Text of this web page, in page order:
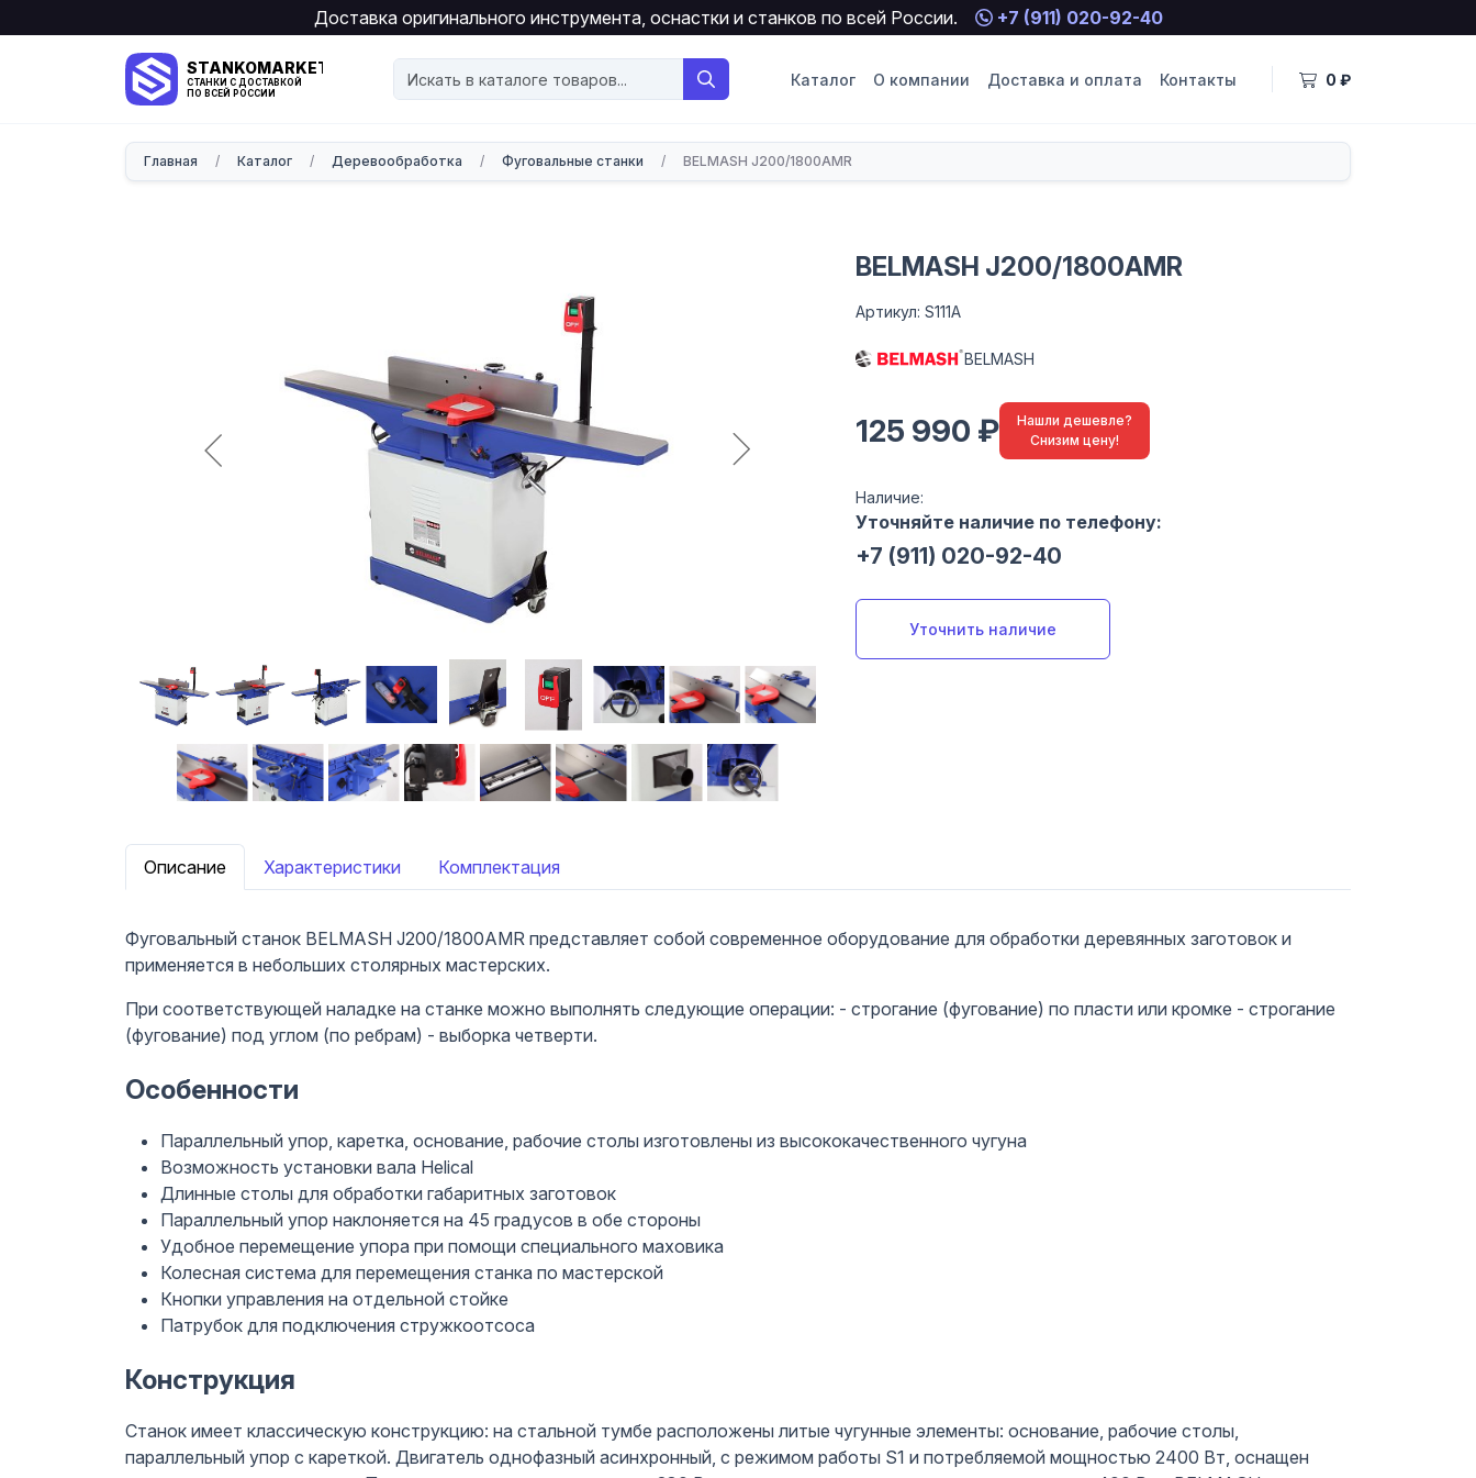
Доставка оригинального инструмента, оснастки и станков по всей России. +7 (911) 020-92-40
STANKOMARKET
СТАНКИ С ДОСТАВКОЙ
ПО ВСЕЙ РОССИИ
Каталог О компании Доставка и оплата Контакты 0 ₽
Главная / Каталог / Деревообработка / Фуговальные станки / BELMASH J200/1800AMR
BELMASH J200/1800AMR
Артикул: S111A
BELMASH
125 990 ₽
Нашли дешевле?
Снизим цену!
Наличие:
Уточняйте наличие по телефону:
+7 (911) 020-92-40
Уточнить наличие
Описание Характеристики Комплектация
Фуговальный станок BELMASH J200/1800AMR представляет собой современное оборудование для обработки деревянных заготовок и
применяется в небольших столярных мастерских.
При соответствующей наладке на станке можно выполнять следующие операции: - строгание (фугование) по пласти или кромке - строгание
(фугование) под углом (по ребрам) - выборка четверти.
Особенности
Параллельный упор, каретка, основание, рабочие столы изготовлены из высококачественного чугуна
Возможность установки вала Helical
Длинные столы для обработки габаритных заготовок
Параллельный упор наклоняется на 45 градусов в обе стороны
Удобное перемещение упора при помощи специального маховика
Колесная система для перемещения станка по мастерской
Кнопки управления на отдельной стойке
Патрубок для подключения стружкоотсоса
Конструкция
Станок имеет классическую конструкцию: на стальной тумбе расположены литые чугунные элементы: основание, рабочие столы,
параллельный упор с кареткой. Двигатель однофазный асинхронный, с режимом работы S1 и потребляемой мощностью 2400 Вт, оснащен